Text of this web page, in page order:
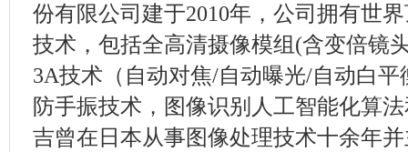
份有限公司建于2010年，公司拥有世
技术，包括全高清摄像模组(含变倍镜
3A技术（自动对焦/自动曝光/自动白
防手振技术，图像识别人工智能化算
吉曾在日本从事图像处理技术十余年